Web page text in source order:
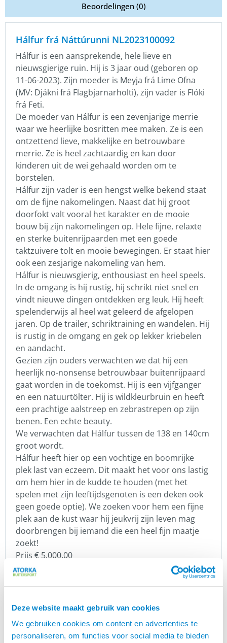
Deze website maakt gebruik van cookies
We gebruiken cookies om content en advertenties te
personaliseren, om functies voor social media te bieden
Beoordelingen (0)
Hálfur frá Náttúrunni NL2023100092
Hálfur is een aansprekende, hele lieve en
nieuwsgierige ruin. Hij is 3 jaar oud (geboren op
11-06-2023). Zijn moeder is Meyja frá Lime Ofna
(MV: Djákni frá Flagbjarnarholti), zijn vader is Flóki
frá Feti.
De moeder van Hálfur is een zevenjarige merrie
waar we heerlijke bosritten mee maken. Ze is een
ontzettend lieve, makkelijke en betrouwbare
merrie. Ze is heel zachtaardig en kan door
kinderen uit de wei gehaald worden om te
borstelen.
Hálfur zijn vader is een hengst welke bekend staat
om de fijne nakomelingen. Naast dat hij groot
doorfokt valt vooral het karakter en de mooie
bouw bij zijn nakomelingen op. Hele fijne, relaxte
en sterke buitenrijpaarden met een goede
taktzuivere tolt en mooie bewegingen. Er staat hier
ook een zesjarige nakomeling van hem.
Hálfur is nieuwsgierig, enthousiast en heel speels.
In de omgang is hij rustig, hij schrikt niet snel en
vindt nieuwe dingen ontdekken erg leuk. Hij heeft
spelenderwijs al heel wat geleerd de afgelopen
jaren. Op de trailer, schriktraining en wandelen. Hij
is rustig in de omgang en gek op lekker kriebelen
en aandacht.
Gezien zijn ouders verwachten we dat hij een
heerlijk no-nonsense betrouwbaar buitenrijpaard
gaat worden in de toekomst. Hij is een vijfganger
en een natuurtölter. Hij is wildkleurbruin en heeft
een prachtige aalstreep en zebrastrepen op zijn
benen. Een echte beauty.
We verwachten dat Hálfur tussen de 138 en 140cm
groot wordt.
Hálfur heeft hier op een vochtige en boomrijke
plek last van eczeem. Dit maakt het voor ons lastig
om hem hier in de kudde te houden (met het
spelen met zijn leeftijdsgenoten is een deken ook
geen goede optie). We zoeken voor hem een fijne
plek aan de kust waar hij jeukvrij zijn leven mag
doorbrengen bij iemand die een heel fijn maatje
zoekt!
Prijs € 5.000,00
Hálfur staat in Doezum in de provincie Groningen.
Wil je meer weten over deze jonge ruin? Neem dan
IJslandse Paarden te koop via Atorka
Aangezien er weinig plekken zijn waar